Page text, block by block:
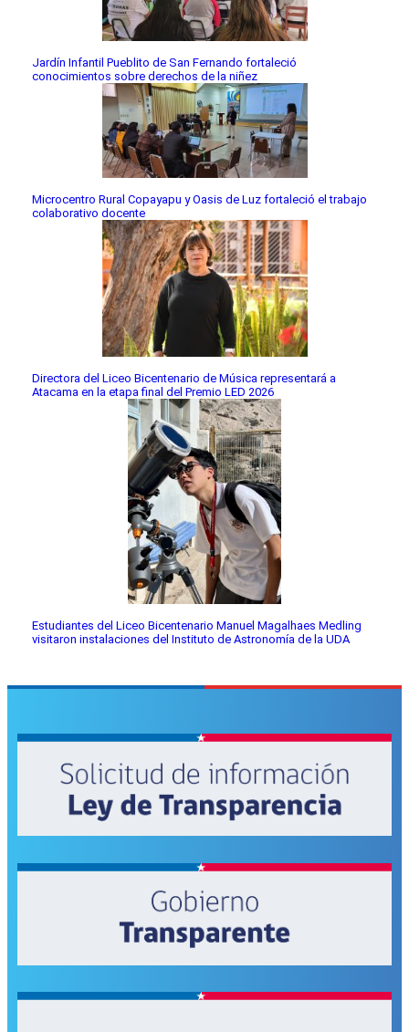
Jardín Infantil Pueblito de San Fernando fortaleció
conocimientos sobre derechos de la niñez
Microcentro Rural Copayapu y Oasis de Luz fortaleció el trabajo
colaborativo docente
Directora del Liceo Bicentenario de Música representará a
Atacama en la etapa final del Premio LED 2026
Estudiantes del Liceo Bicentenario Manuel Magalhaes Medling
visitaron instalaciones del Instituto de Astronomía de la UDA